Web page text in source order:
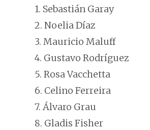
1. Sebastián Garay
2. Noelia Díaz
3. Mauricio Maluff
4. Gustavo Rodríguez
5. Rosa Vacchetta
6. Celino Ferreira
7. Álvaro Grau
8. Gladis Fisher